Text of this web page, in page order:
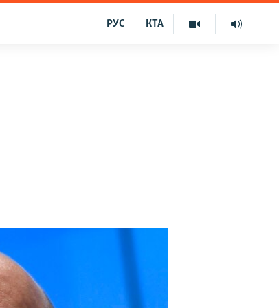
КТА
РУС